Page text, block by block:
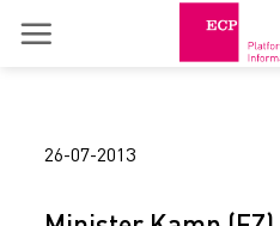
26-07-2013